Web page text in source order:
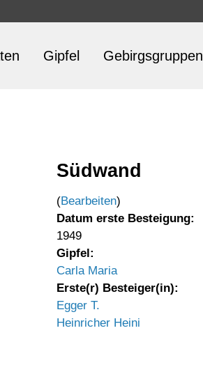
Gipfel Gebirgsgruppen
Südwand
(Bearbeiten)
Datum erste Besteigung:
1949
Gipfel:
Carla Maria
Erste(r) Besteiger(in):
Egger T.
Heinricher Heini